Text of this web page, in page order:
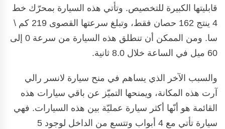
قابليتها الكبيرة للتخصيص. وتأتي هذه السيارة بمحرّك خط
4 ينتج 162 حصان فقط، وتبلغ سرعتها القصوى 219 كم \
سا. ومن الممكن أن تنطلق هذه السيارة من سرعة 0 إلى
60 ميل في الساعة خلال 8.0 ثانية.
والسبب الآخر الذي يساهم في منح سيارة لانسر رالي
آرت هذه المكانة، ويمنحها التميّز عن باقي سيارات هذه
القائمة هو أنّها أكثر سيارة عمليّة بين هذه السيارات. فهي
سيارة تأتي مع 4 أبواب وتتسع من الداخل لوجود 5